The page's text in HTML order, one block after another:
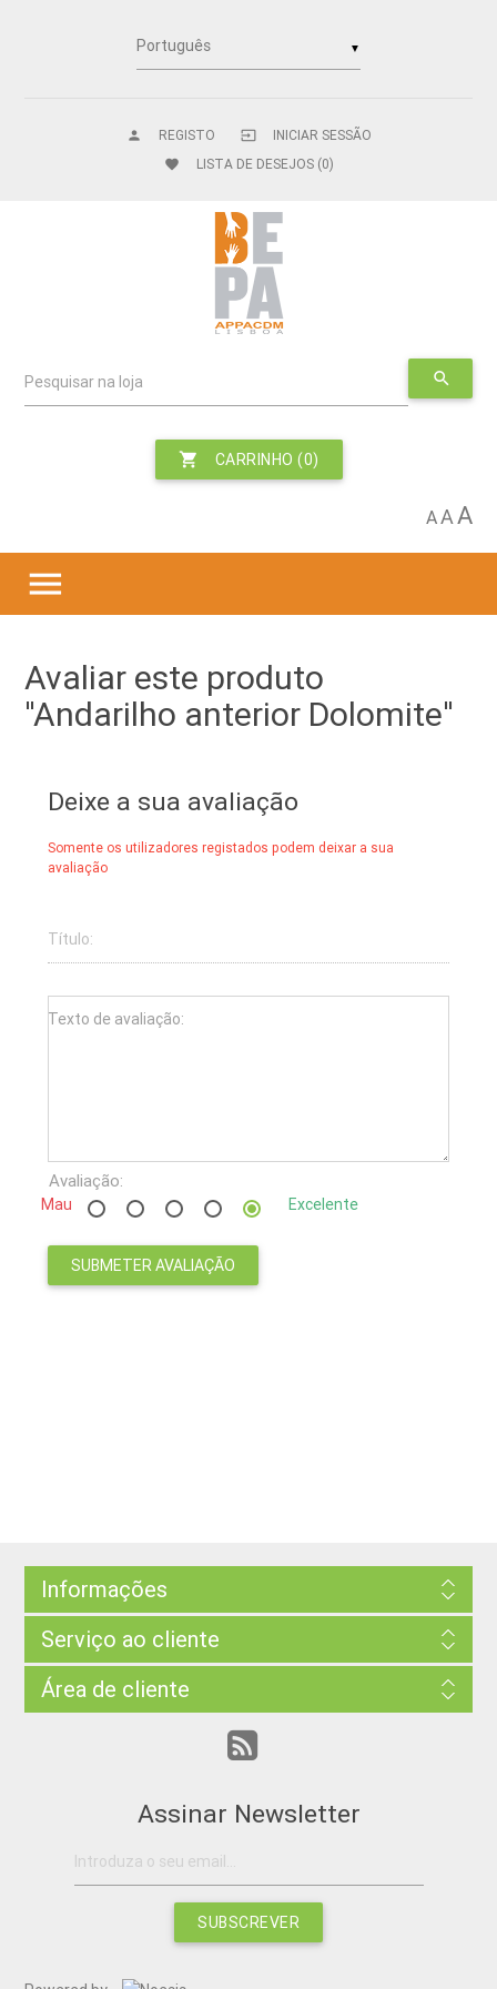
▼
REGISTO
person INICIAR SESSÃO
input
favorite
LISTA DE DESEJOS (0)
Pesquisar na loja search
CARRINHO (0)
shopping_cart
AAA
menu
Avaliar este produto
Andarilho anterior Dolomite
Deixe a sua avaliação
Somente os utilizadores registados podem deixar a sua
avaliação
Título:
Texto de avaliação:
Avaliação:
Mau Excelente
Informações
Serviço ao cliente
Área de cliente
Assinar Newsletter
SUBSCREVER